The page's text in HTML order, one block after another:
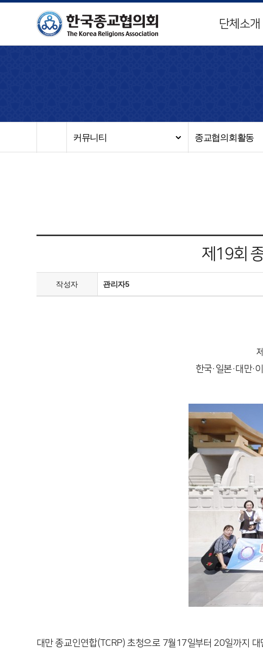
단체소개
커뮤니티 종교협의회활동
제19회
작성자 관리자5
한국·일본·대만·
대만 종교인연합(TCRP) 초청으로 7월17일부터 20일까지